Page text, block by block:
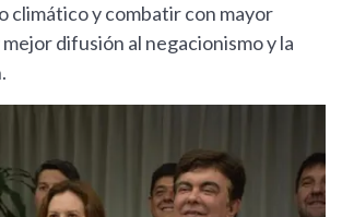
climático y combatir con mayor
difusión al negacionismo y la